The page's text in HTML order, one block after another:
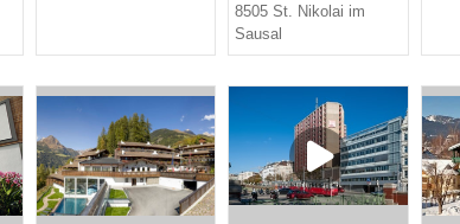
8505 St. Nikolai im
Sausal